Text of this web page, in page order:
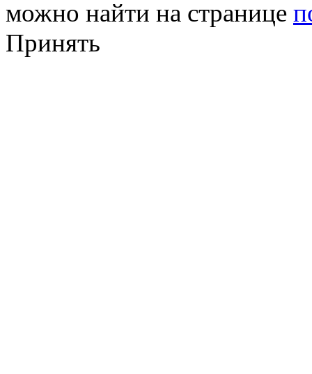
можно найти на странице
Принять